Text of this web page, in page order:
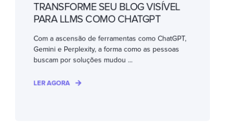
TRANSFORME SEU BLOG VISÍVEL
PARA LLMS COMO CHATGPT
Com a ascensão de ferramentas como ChatGPT,
Gemini e Perplexity, a forma como as pessoas
buscam por soluções mudou ...
LER AGORA